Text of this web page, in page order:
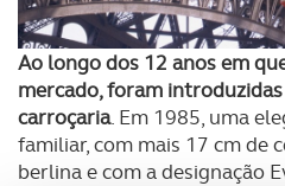
Ao longo dos 12 anos em
mercado, foram
carroçaria. Em 1985, uma
familiar, com mais 17 cm de
berlina e com a designação